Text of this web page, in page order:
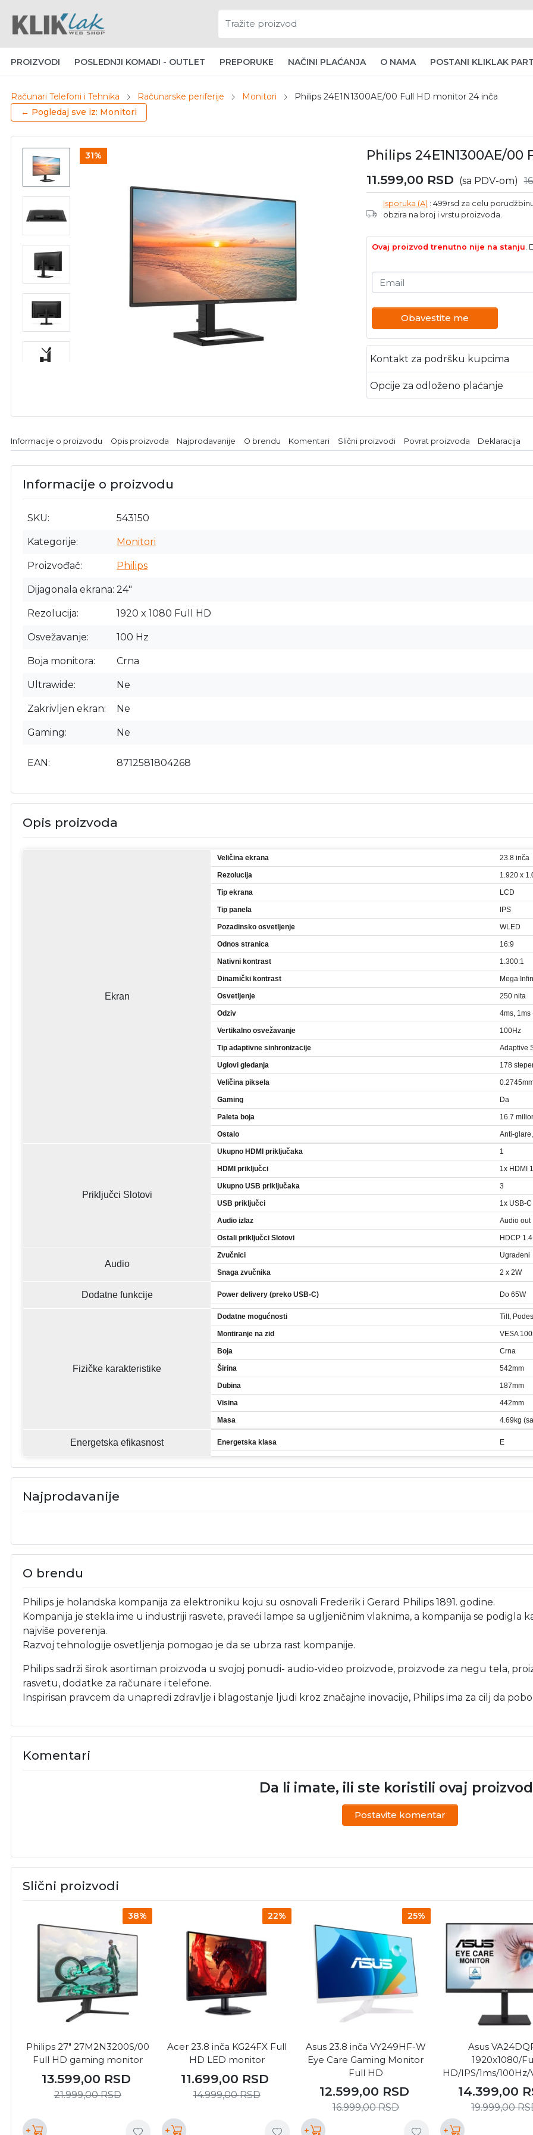
PROIZVODI POSLEDNJI KOMADI - OUTLET PREPORUKE NAČINI PLAĆANJA O NAMA POSTANI KLIKLAK
Računari Telefoni i Tehnika Računarske periferije Monitori
Philips 24E1N1300AE/00 Full HD monitor 24 inča
← Pogledaj sve iz: Monitori
31% Philips 24E1N1300AE/
11.599,00 RSD (sa PDV-om)
Isporuka (A) : 499rsd za celu
obzira na broj i vrstu proizvoda.
Ovaj proizvod trenutno nije na stanju.
Email
Obavestite me
Kontakt za podršku kupcima
Opcije za odloženo plaćanje
Informacije o proizvodu Opis proizvoda Najprodavanije O brendu Komentari Slični proizvodi Povrat proizvoda Deklaracija
Informacije o proizvodu
SKU 543150
Kategorije Monitori
Proizvođač Philips
Dijagonala ekrana 24"
Rezolucija 1920 x 1080 Full HD
Osvežavanje 100 Hz
Boja monitora Crna
Ultrawide Ne
Zakrivljen ekran Ne
Gaming Ne
EAN 8712581804268
Opis proizvoda
Ekran
Veličina ekrana 23.8 inča
Rezolucija 1.920 x
Tip ekrana LCD
Tip panela IPS
Pozadinsko osvetljenje WLED
Odnos stranica 16:9
Nativni kontrast 1.300:1
Dinamički kontrast Mega
Osvetljenje 250 nita
Odziv 4ms, 1ms
Vertikalno osvežavanje 100Hz
Tip adaptivne sinhronizacije Adaptive
Uglovi gledanja 178
Veličina piksela
Gaming Da
Paleta boja 16.7
Ostalo Anti-
Priključci Slotovi
Ukupno HDMI priključaka 1
HDMI priključci 1x HDMI
Ukupno USB priključaka 3
USB priključci 1x USB-
Audio izlaz Audio out
Ostali priključci Slotovi HDCP 1.4
Audio
Zvučnici Ugrađeni
Snaga zvučnika 2 x 2W
Dodatne funkcije Power delivery (preko USB-C) Do 65W
Fizičke karakteristike
Dodatne mogućnosti Tilt,
Montiranje na zid VESA
Boja Crna
Širina 542mm
Dubina 187mm
Visina 442mm
Masa 4.69kg
Energetska efikasnost Energetska klasa E
Najprodavanije
O brendu
Philips je holandska kompanija za elektroniku koju su osnovali Frederik i Gerard Philips 1891. godine.
Kompanija je stekla ime u industriji rasvete, praveći lampe sa ugljeničnim vlaknima, a kompanija se podigla
najviše poverenja.
Razvoj tehnologije osvetljenja pomogao je da se ubrza rast kompanije.
Philips sadrži širok asortiman proizvoda u svojoj ponudi- audio-video proizvode, proizvode za negu tela,
rasvetu, dodatke za računare i telefone.
Inspirisan pravcem da unapredi zdravlje i blagostanje ljudi kroz značajne inovacije, Philips ima za cilj da
Komentari
Da li imate, ili ste koristili ovaj
Postavite komentar
Slični proizvodi
38%
Philips 27" 27M2N3200S/00
Full HD gaming monitor
13.599,00 RSD
21.999,00RSD
+
22%
Acer 23.8 inča KG24FX Full
HD LED monitor
11.699,00 RSD
14.999,00RSD
+
25%
Asus 23.8 inča VY249HF-W
Eye Care Gaming Monitor
Full HD
12.599,00 RSD
16.999,00RSD
+
Asus
1920x1080/
HD/IPS/1ms/100Hz/
MI/DP/2xUSB/
i/Pivot Monitor
14.399,00
19.999,00
+